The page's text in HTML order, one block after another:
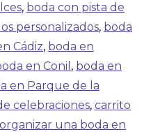
, boda con pista de
personalizados, boda
Cádiz, boda en
en Conil , boda en
en Parque de la
celebraciones, carrito
una boda en